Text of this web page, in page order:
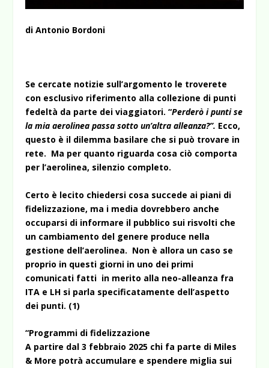
di Antonio Bordoni
Se cercate notizie sull’argomento le troverete
con esclusivo riferimento alla collezione di punti
fedeltà da parte dei viaggiatori. “Perderò i punti se
la mia aerolinea passa sotto un’altra alleanza?”. Ecco,
questo è il dilemma basilare che si può trovare in
rete. Ma per quanto riguarda cosa ciò comporta
per l’aerolinea, silenzio completo.
Certo è lecito chiedersi cosa succede ai piani di
fidelizzazione, ma i media dovrebbero anche
occuparsi di informare il pubblico sui risvolti che
un cambiamento del genere produce nella
gestione dell’aerolinea. Non è allora un caso se
proprio in questi giorni in uno dei primi
comunicati fatti in merito alla neo-alleanza fra
ITA e LH si parla specificatamente dell’aspetto
dei punti. (1)
“Programmi di fidelizzazione
A partire dal 3 febbraio 2025 chi fa parte di Miles
& More potrà accumulare e spendere miglia sui